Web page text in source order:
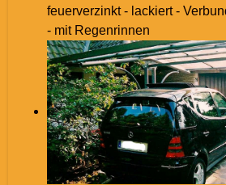
feuerverzinkt - lackiert -
- mit Regenrinnen